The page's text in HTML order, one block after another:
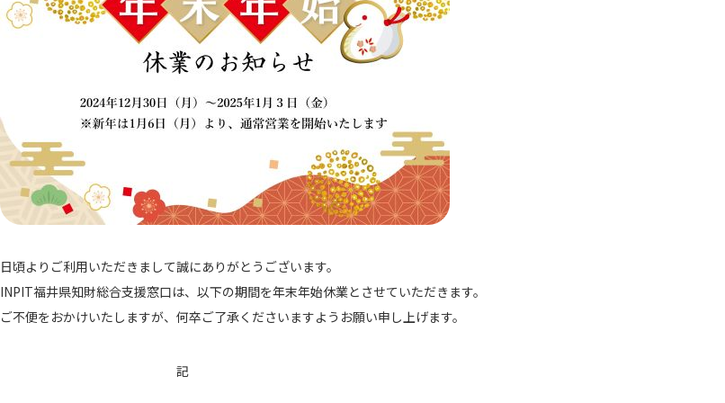
日頃よりご利用いただきまして誠にありがとうございます。
INPIT福井県知財総合支援窓口は、以下の期間を年末年始休業とさせていただきます。
ご不便をおかけいたしますが、何卒ご了承くださいますようお願い申し上げます。
記